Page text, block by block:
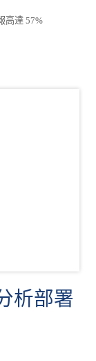
高達 57%
析部署